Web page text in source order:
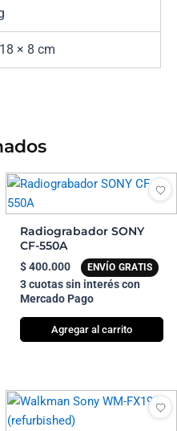
× 8 cm
Radiograbador SONY
CF-550A
$400.000 ENVÍO GRATIS
3 cuotas sin interés con
Mercado Pago
Agregar al carrito